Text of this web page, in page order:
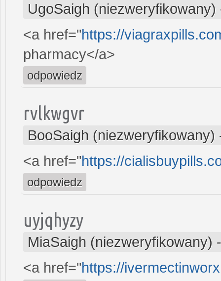
UgoSaigh (niezweryfikowany)
<a href="https://
pharmacy</a>
odpowiedz
rvlkwgvr
BooSaigh (niezweryfikowany)
<a href="https://
odpowiedz
uyjqhyzy
MiaSaigh (niezweryfikowany)
<a href="https://